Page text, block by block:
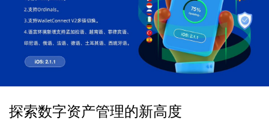
探索数字资产管理的新高度